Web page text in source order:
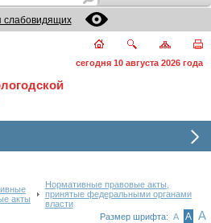
слабовидящих
сегодня 10 августа 2026 года
акты
Нормативные правовые акты,
принятые федеральными органами
власти
Размер шрифта: А А А